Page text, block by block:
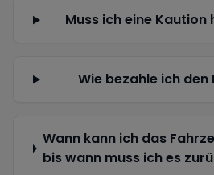
Muss ich eine Kaution
Wie bezahle ich den
Wann kann ich das
bis wann muss ich es